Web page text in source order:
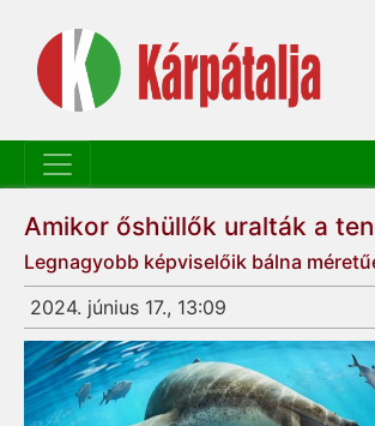
Amikor őshüllők uralták a
Legnagyobb képviselőik bálna
2024. június 17., 13:09